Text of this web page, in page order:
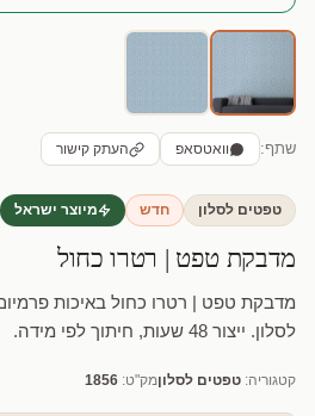
שתף: וואטסאפ העתק קישור
טפטים לסלון חדש מיוצר ישראל
מדבקת טפט | רטרו כחול
מדבקת טפט | רטרו כחול באיכות
לסלון. ייצור 48 שעות, חיתוך לפי מידה.
קטגוריה: טפטים לסלוןמק"ט: 1856